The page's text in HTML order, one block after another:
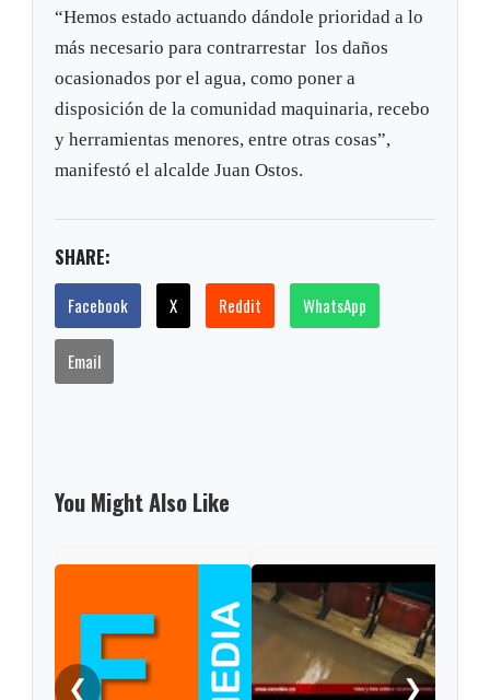
“Hemos estado actuando dándole prioridad a lo
más necesario para contrarrestar los daños
ocasionados por el agua, como poner a
disposición de la comunidad maquinaria, recebo
y herramientas menores, entre otras cosas”,
manifestó el alcalde Juan Ostos.
SHARE:
Facebook X Reddit WhatsApp
Email
You Might Also Like
❮ ❯